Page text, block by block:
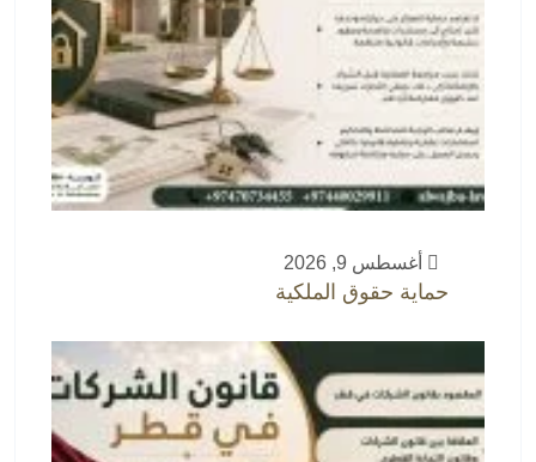
أغسطس 9, 2026
حماية حقوق الملكية